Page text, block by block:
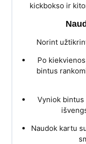
kickbokso ir
Norint
Po
bintus
Vyniok
Naudok kartu